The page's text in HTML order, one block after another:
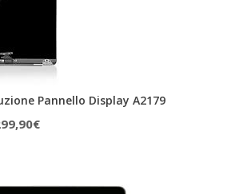
Pannello Display A2179
€Il
è: